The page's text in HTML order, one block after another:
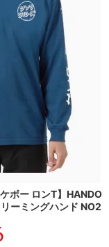
ボー ロンT】HANDO
ーミングハンド NO2